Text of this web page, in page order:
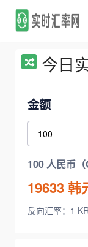
今日
金额
100 人民币
19633韩
反向汇率：1